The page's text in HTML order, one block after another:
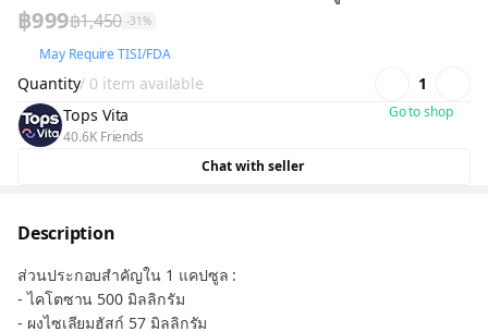
฿999฿1,450 -31%
May Require TISI/FDA
Quantity/ 0 item available
1
Tops Vita
40.6K Friends
Go to shop
Chat with seller
Description
ส่วนประกอบสำคัญใน 1 แคปซูล :
- ไคโตซาน 500 มิลลิกรัม
- ผงไซเลียมฮัสก์ 57 มิลลิกรัม